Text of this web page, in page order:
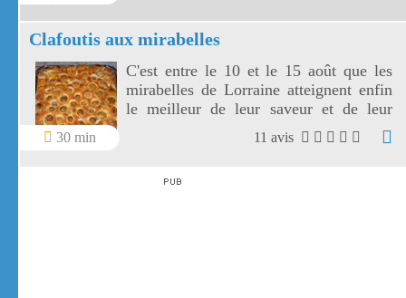
Clafoutis aux mirabelles
30 min
C'est entre le 10 et le 15 août que les
mirabelles de Lorraine atteignent enfin
le meilleur de leur saveur et de leur
maturité. Voici une façon de les
déguster: un clafoutis aux mirabelles
11 avis